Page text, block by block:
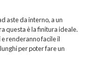
aste da interno, a un
questa è la finitura ideale.
renderanno facile il
per poter fare un